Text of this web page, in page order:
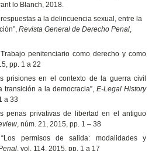
lo Blanch, 2018.
a la delincuencia sexual, entre la
Revista General de Derecho Penal,
penitenciario como derecho y como
pp. 1 a 22
prisiones en el contexto de la guerra civil
a la democracia”, E-Legal History
a 33
penas privativas de libertad en el antiguo
, núm. 21, 2015, pp. 1 – 38
permisos de salida: modalidades y
, vol. 114, 2015, pp. 1 a 17